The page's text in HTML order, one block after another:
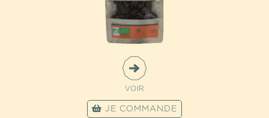
VOIR
JE COMMANDE